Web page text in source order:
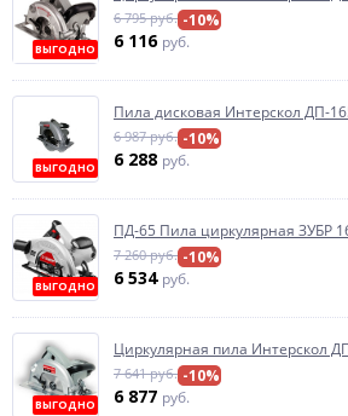
ВЫГОДНО
6 795 руб. -10%
6 116 руб.
ВЫГОДНО
Пила дисковая Интерскол ДП-
6 987 руб. -10%
6 288 руб.
ВЫГОДНО
ПД-65 Пила циркулярная ЗУБР
7 260 руб. -10%
6 534 руб.
ВЫГОДНО
Циркулярная пила Интерскол
7 641 руб. -10%
6 877 руб.